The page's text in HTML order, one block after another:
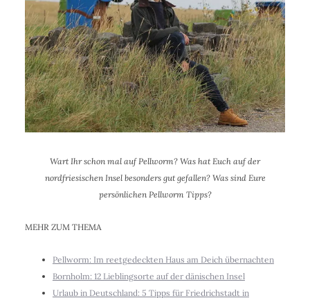
Wart Ihr schon mal auf Pellworm? Was hat Euch auf der
nordfriesischen Insel besonders gut gefallen? Was sind Eure
persönlichen Pellworm Tipps?
MEHR ZUM THEMA
Pellworm: Im reetgedeckten Haus am Deich übernachten
Bornholm: 12 Lieblingsorte auf der dänischen Insel
Urlaub in Deutschland: 5 Tipps für Friedrichstadt in